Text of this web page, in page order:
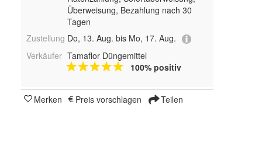
Überweisung, Bezahlung nach 30
Tagen
Zustellung Do, 13. Aug. bis Mo, 17. Aug.
Verkäufer Tamaflor Düngemittel
100% positiv
Merken Preis vorschlagen Teilen